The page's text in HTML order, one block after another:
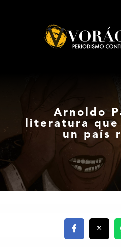
Arnoldo
literatura que
un país